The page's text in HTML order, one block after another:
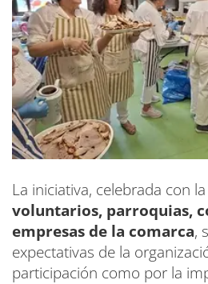
La iniciativa, celebrada con
voluntarios, parroquias,
empresas de la comarca,
expectativas de la
participación como por la